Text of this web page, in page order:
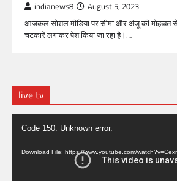
indianews8 August 5, 2023
आजकल सोशल मीडिया पर सीमा और अंजू की मोहब्बत
चटकारे लगाकर पेश किया जा रहा है।…
live tv
Video
Code 150: Unknown error.
Download File: https://www.youtube.com/